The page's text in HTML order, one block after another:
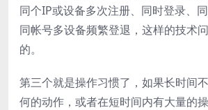
同个IP或设备多次注册、同时登录、
同帐号多设备频繁登退，这样的技术
的。
第三个就是操作习惯了，如果长时间
何的动作，或者在短时间内有大量的